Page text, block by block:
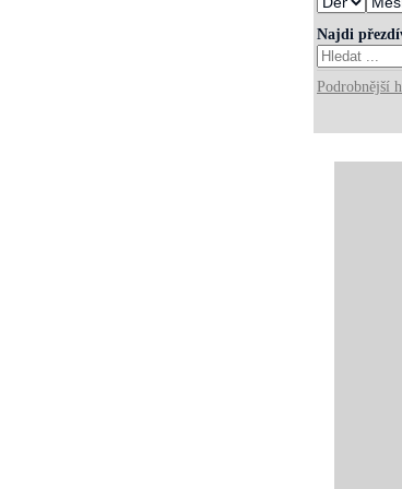
Najdi
Podrobnější